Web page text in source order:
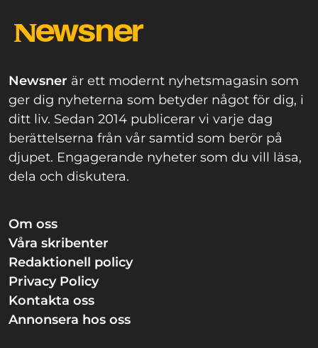
Newsner är ett modernt nyhetsmagasin som
ger dig nyheterna som betyder något för dig, i
ditt liv. Sedan 2014 publicerar vi varje dag
berättelserna från vår samtid som berör på
djupet. Engagerande nyheter som du vill läsa,
dela och diskutera.
Om oss
Våra skribenter
Redaktionell policy
Privacy Policy
Kontakta oss
Annonsera hos oss